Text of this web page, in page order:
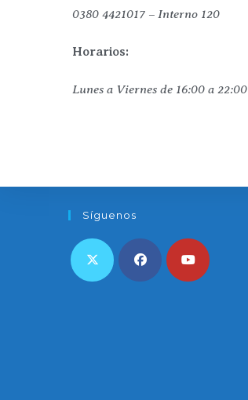
0380 4421017 – Interno 120
Horarios:
Lunes a Viernes de 16:00 a 22:00
Síguenos